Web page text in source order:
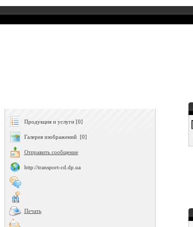
Продукция и услуги [0]
Галерея изображений [0]
Отправить сообщение
http://transport-cd.dp.ua
Печать